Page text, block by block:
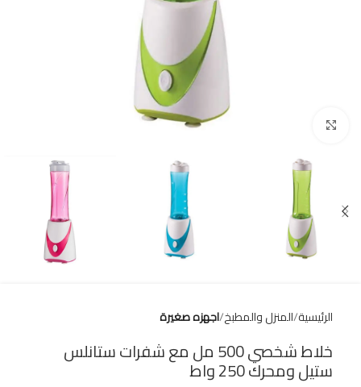
الرئيسية المنزل والمطبخ اجهزه صغيرة
خلاط شخصي 500 مل مع شفرات ستانلس
ستيل ومحرك 250 واط